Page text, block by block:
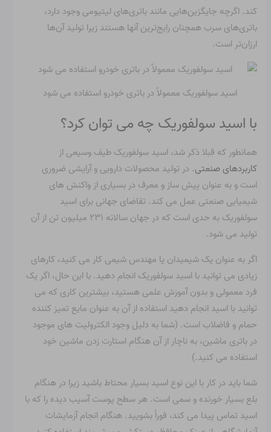
کند. اگرچه جایگزین‌هایی مانند باتری‌های لیتیومی وجود دارد،
باتری‌های سرب همچنان رایج‌ترین آنها هستند زیرا تولید آن‌ها
ارزان‌تر است.
اسید سولفوریک معمولاً در باتری خودرو استفاده می شود
با اسید سولفوریک چه می توان کرد؟
همانطور که قبلا ذکر شد، اسید سولفوریک طیف وسیعی از
کاربردهای صنعتی. در تولید محصولات دارویی و آرایشی ضروری
است و به عنوان پیش ساز و معرف در بسیاری از واکنش های
شیمیایی صنعتی عمل می کند. تقاضای جهانی برای اسید
سولفوریک به حدی است که در جهان سالانه ۲۳۱ میلیون تن از آن
تولید می شود.
اگر به عنوان یک شیمیدان یا مهندس شیمی کار می کنید، کارهای
زیادی می توانید با اسید سولفوریک انجام دهید. با این حال، اگر یک
فرد معمولی و بدون آموزش علمی هستید، بیشترین کاری که می
توانید با اسید انجام دهید استفاده از آن به عنوان مایع تمیز کننده
حمام و فاضلاب است. (شما به دلیل وجود الکترولیت های موجود
در باتری ماشین، به ناچار از آن هنگام استارت زدن ماشین خود
استفاده می کنید.)
شما باید در کار با این نوع اسید بسیار محتاط باشید زیرا در هنگام
بلع بسیار خورنده و سمی است. هر سطح پوست آسیب دیده را که با
اسید تماس پیدا می کند، فوراً بشویید. هنگام انجام آزمایشات